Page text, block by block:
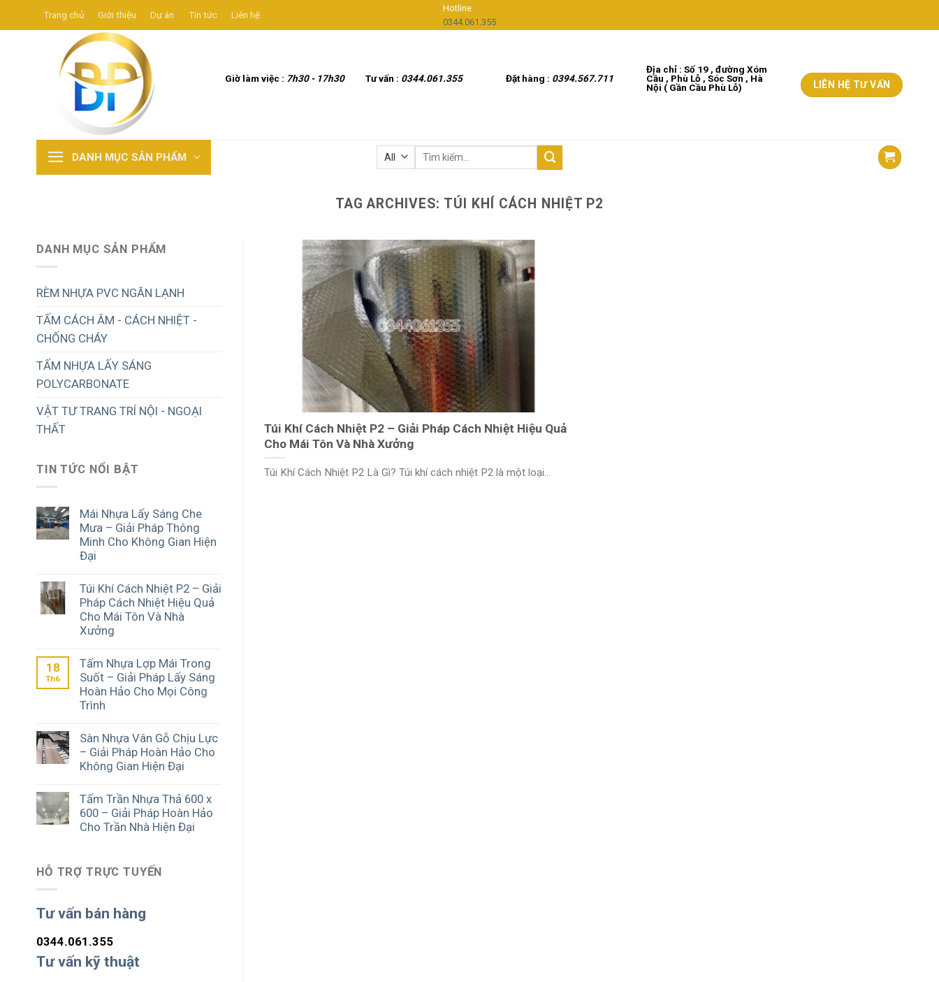
to
Trang chủ Giới thiệu Dự án Tin tức Liên hệ
Hotline
0344.061.355
Giờ làm việc : 7h30 - 17h30 Tư vấn : 0344.061.355 Đặt hàng : 0394.567.711
Địa chỉ : Số 19 , đường Xóm
Cầu , Phù Lỗ , Sóc Sơn , Hà
Nội ( Gần Cầu Phù Lỗ) LIÊN HỆ TƯ VẤN
DANH MỤC SẢN PHẨM
Tìm
TAG ARCHIVES: TÚI KHÍ CÁCH NHIỆT P2
DANH MỤC SẢN PHẨM
RÈM NHỰA PVC NGĂN LẠNH
TẤM CÁCH ÂM - CÁCH NHIỆT -
CHỐNG CHÁY
TẤM NHỰA LẤY SÁNG
POLYCARBONATE
VẬT TƯ TRANG TRÍ NỘI - NGOẠI
THẤT
TIN TỨC NỔI BẬT
Mái Nhựa Lấy Sáng Che
Mưa – Giải Pháp Thông
Minh Cho Không Gian Hiện
Đại
Túi Khí Cách Nhiệt P2 – Giải
Pháp Cách Nhiệt Hiệu Quả
Cho Mái Tôn Và Nhà
Xưởng
18
Th6
Tấm Nhựa Lợp Mái Trong
Suốt – Giải Pháp Lấy Sáng
Hoàn Hảo Cho Mọi Công
Trình
Sàn Nhựa Vân Gỗ Chịu Lực
– Giải Pháp Hoàn Hảo Cho
Không Gian Hiện Đại
Tấm Trần Nhựa Thả 600 x
600 – Giải Pháp Hoàn Hảo
Cho Trần Nhà Hiện Đại
HỖ TRỢ TRỰC TUYẾN
Tư vấn bán hàng
0344.061.355
Tư vấn kỹ thuật
Túi Khí Cách Nhiệt P2 – Giải Pháp Cách Nhiệt Hiệu Quả
Cho Mái Tôn Và Nhà Xưởng
Túi Khí Cách Nhiệt P2 Là Gì? Túi khí cách nhiệt P2 là một loại...